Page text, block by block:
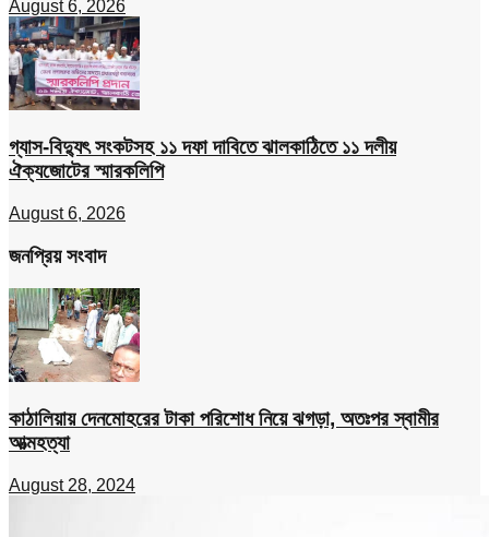
August 6, 2026
গ্যাস-বিদ্যুৎ সংকটসহ ১১ দফা দাবিতে ঝালকাঠিতে ১১ দলীয়
ঐক্যজোটের স্মারকলিপি
August 6, 2026
জনপ্রিয় সংবাদ
কাঠালিয়ায় দেনমোহরের টাকা পরিশোধ নিয়ে ঝগড়া, অতঃপর স্বামীর
আত্মহত্যা
August 28, 2024